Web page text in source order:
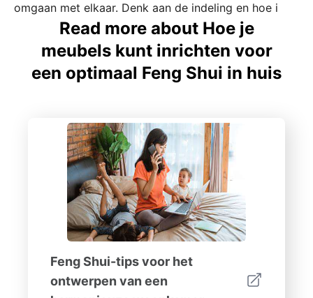
omgaan met elkaar. Denk aan de indeling en hoe i
Read more about Hoe je
meubels kunt inrichten voor
een optimaal Feng Shui in huis
Feng Shui-tips voor het
ontwerpen van een